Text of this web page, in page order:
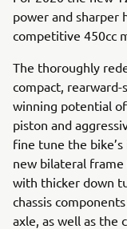
power and sharper
competitive 450cc
The thoroughly
compact,
winning potential
piston and
fine tune the
new bilateral
with thicker down
chassis
axle, as well as the